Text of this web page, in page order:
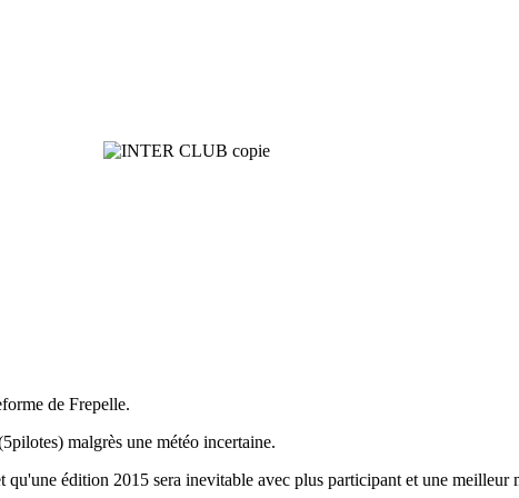
de Frepelle.
malgrès une météo incertaine.
édition 2015 sera inevitable avec plus participant et une meilleur